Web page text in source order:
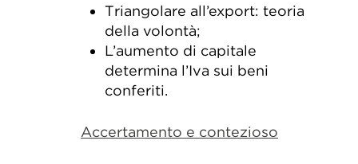
Triangolare all’export: teoria
della volontà;
L’aumento di capitale
determina l’Iva sui beni
conferiti.
Accertamento e contezioso